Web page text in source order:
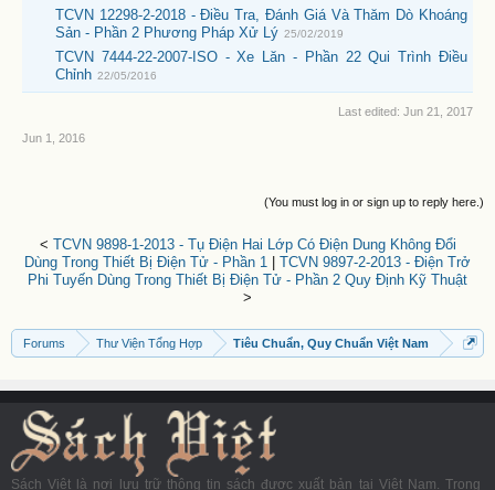
TCVN 12298-2-2018 - Điều Tra, Đánh Giá Và Thăm Dò Khoáng
Sản - Phần 2 Phương Pháp Xử Lý 25/02/2019
TCVN 7444-22-2007-ISO - Xe Lăn - Phần 22 Qui Trình Điều
Chỉnh 22/05/2016
Last edited: Jun 21, 2017
Jun 1, 2016
(You must log in or sign up to reply here.)
< TCVN 9898-1-2013 - Tụ Điện Hai Lớp Có Điện Dung Không Đổi
Dùng Trong Thiết Bị Điện Tử - Phần 1 | TCVN 9897-2-2013 - Điện Trở
Phi Tuyến Dùng Trong Thiết Bị Điện Tử - Phần 2 Quy Định Kỹ Thuật
>
Forums Thư Viện Tổng Hợp Tiêu Chuẩn, Quy Chuẩn Việt Nam
Sách Việt là nơi lưu trữ thông tin sách được xuất bản tại Việt Nam. Trong